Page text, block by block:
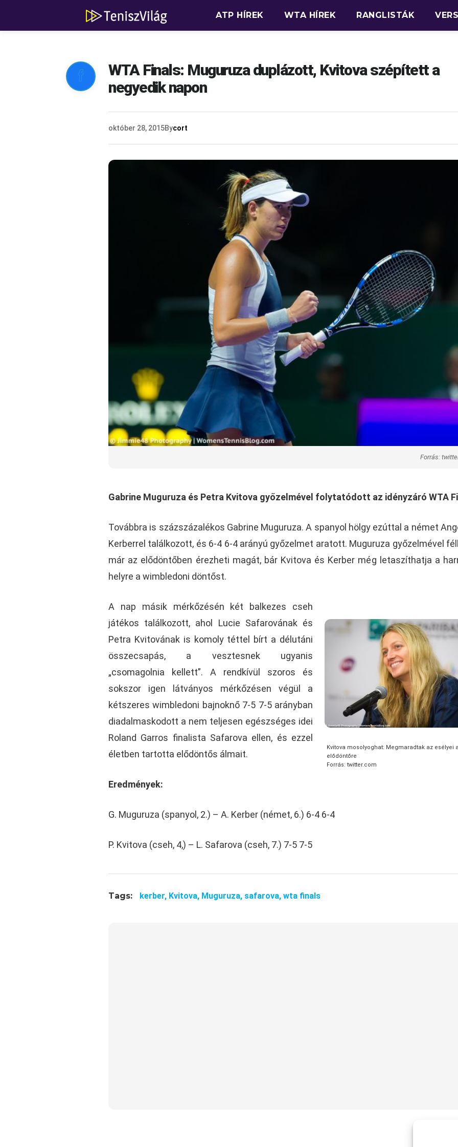
ATP HÍREK WTA HÍREK RANGLISTÁK

WTA Finals: Muguruza duplázott, Kvitova szépített a
negyedik napon
október 28, 2015Bycort
Forrás:
Gabrine Muguruza és Petra Kvitova győzelmével folytatódott az idényzáró WTA
Továbbra is százszázalékos Gabrine Muguruza. A spanyol hölgy ezúttal a német
Kerberrel találkozott, és 6-4 6-4 arányú győzelmet aratott. Muguruza győzelmével
már az elődöntőben érezheti magát, bár Kvitova és Kerber még letaszíthatja a
helyre a wimbledoni döntőst.
Kvitova mosolyoghat: Megmaradtak az esélyei
elődöntőre
Forrás: twitter.com
A nap másik mérkőzésén két balkezes cseh
játékos találkozott, ahol Lucie Safarovának és
Petra Kvitovának is komoly téttel bírt a délutáni
összecsapás, a vesztesnek ugyanis
„csomagolnia kellett”. A rendkívül szoros és
sokszor igen látványos mérkőzésen végül a
kétszeres wimbledoni bajnoknő 7-5 7-5 arányban
diadalmaskodott a nem teljesen egészséges idei
Roland Garros finalista Safarova ellen, és ezzel
életben tartotta elődöntős álmait.
Eredmények:
G. Muguruza (spanyol, 2.) – A. Kerber (német, 6.) 6-4 6-4
P. Kvitova (cseh, 4,) – L. Safarova (cseh, 7.) 7-5 7-5
Tags: kerber, Kvitova, Muguruza, safarova, wta finals